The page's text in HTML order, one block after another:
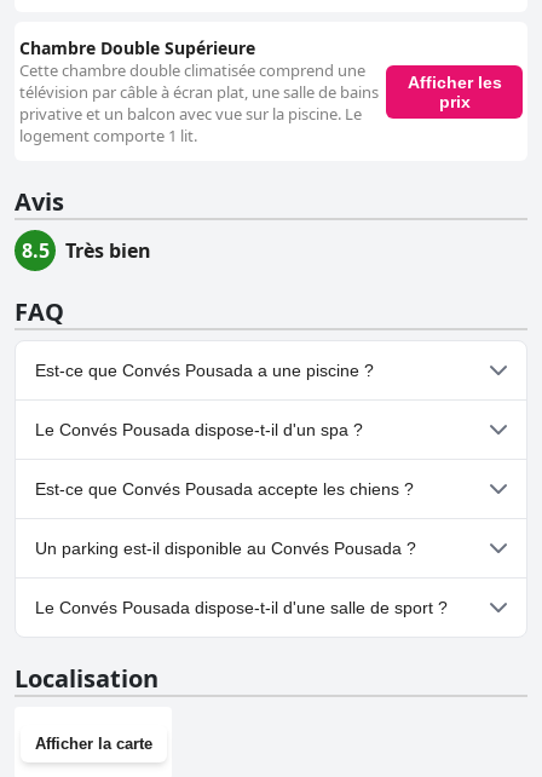
Chambre Double Supérieure
Cette chambre double climatisée comprend une
télévision par câble à écran plat, une salle de bains
privative et un balcon avec vue sur la piscine. Le
logement comporte 1 lit.
Afficher les
prix
Avis
8.5 Très bien
FAQ
Est-ce que Convés Pousada a une piscine ?
Oui, Convés Pousada dispose de piscine(s) appartenant à une ou
plusieurs des catégories suivantes : Piscine Extérieure.
Le Convés Pousada dispose-t-il d'un spa ?
Non, il n'y a pas de spa à Convés Pousada.
Est-ce que Convés Pousada accepte les chiens ?
Non, Convés Pousada n'accepte pas les chiens.
Un parking est-il disponible au Convés Pousada ?
Non, il n'y a pas de parking à Convés Pousada.
Le Convés Pousada dispose-t-il d'une salle de sport ?
Localisation
Afficher la carte